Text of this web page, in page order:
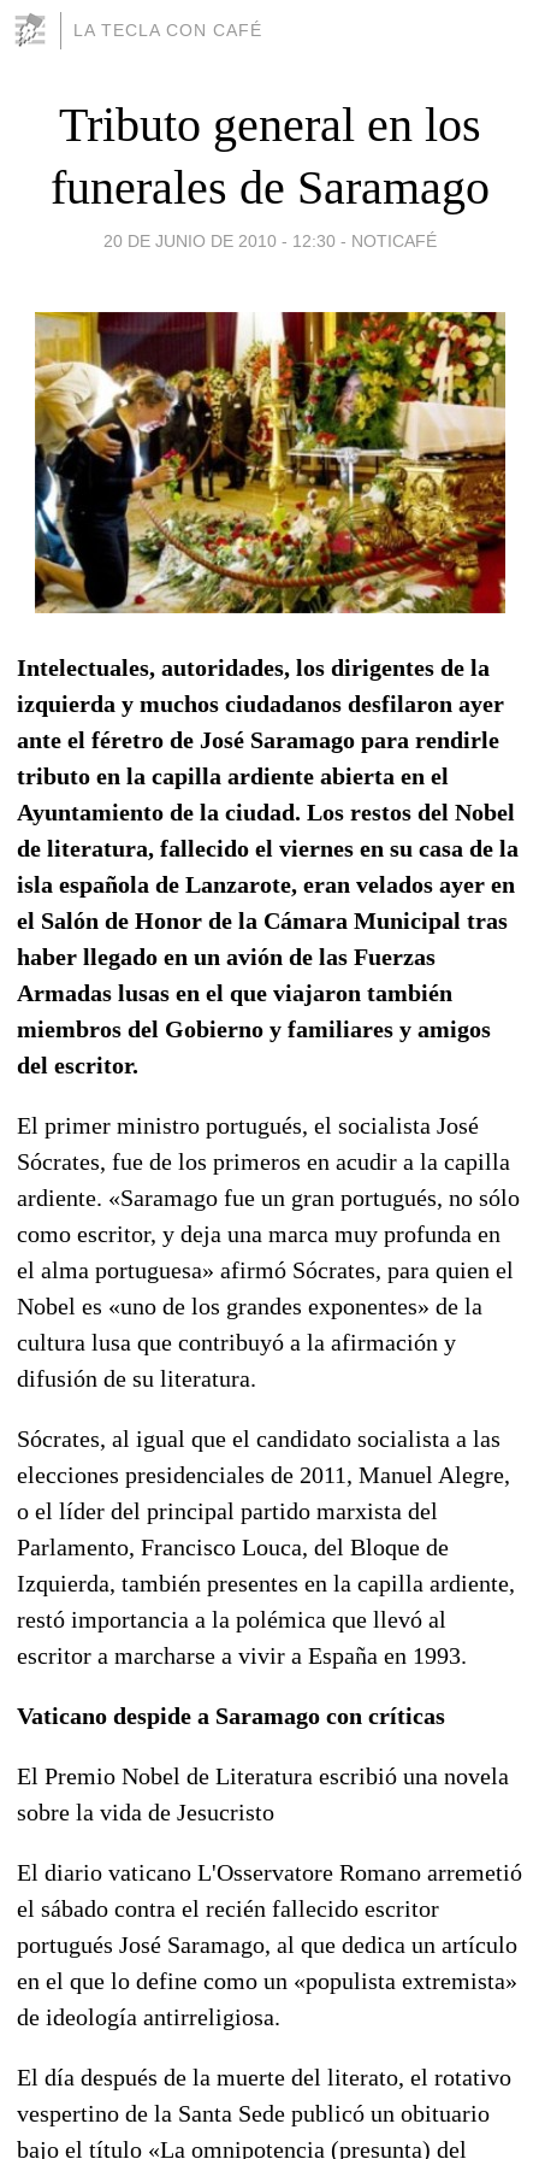
LA TECLA CON CAFÉ
Tributo general en los
funerales de Saramago
20 DE JUNIO DE 2010 - 12:30 - NOTICAFÉ
Intelectuales, autoridades, los dirigentes de la
izquierda y muchos ciudadanos desfilaron ayer
ante el féretro de José Saramago para rendirle
tributo en la capilla ardiente abierta en el
Ayuntamiento de la ciudad. Los restos del Nobel
de literatura, fallecido el viernes en su casa de la
isla española de Lanzarote, eran velados ayer en
el Salón de Honor de la Cámara Municipal tras
haber llegado en un avión de las Fuerzas
Armadas lusas en el que viajaron también
miembros del Gobierno y familiares y amigos
del escritor.
El primer ministro portugués, el socialista José
Sócrates, fue de los primeros en acudir a la capilla
ardiente. «Saramago fue un gran portugués, no sólo
como escritor, y deja una marca muy profunda en
el alma portuguesa» afirmó Sócrates, para quien el
Nobel es «uno de los grandes exponentes» de la
cultura lusa que contribuyó a la afirmación y
difusión de su literatura.
Sócrates, al igual que el candidato socialista a las
elecciones presidenciales de 2011, Manuel Alegre,
o el líder del principal partido marxista del
Parlamento, Francisco Louca, del Bloque de
Izquierda, también presentes en la capilla ardiente,
restó importancia a la polémica que llevó al
escritor a marcharse a vivir a España en 1993.
Vaticano despide a Saramago con críticas
El Premio Nobel de Literatura escribió una novela
sobre la vida de Jesucristo
El diario vaticano L'Osservatore Romano arremetió
el sábado contra el recién fallecido escritor
portugués José Saramago, al que dedica un artículo
en el que lo define como un «populista extremista»
de ideología antirreligiosa.
El día después de la muerte del literato, el rotativo
vespertino de la Santa Sede publicó un obituario
bajo el título «La omnipotencia (presunta) del